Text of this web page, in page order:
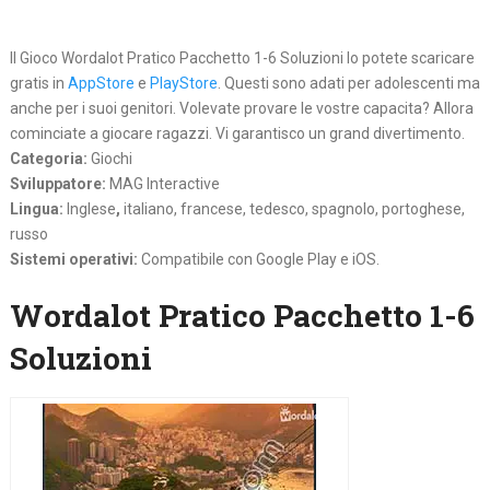
Il Gioco Wordalot Pratico Pacchetto 1-6 Soluzioni lo potete scaricare
gratis in AppStore e PlayStore. Questi sono adati per adolescenti ma
anche per i suoi genitori. Volevate provare le vostre capacita? Allora
cominciate a giocare ragazzi. Vi garantisco un grand divertimento.
Categoria: Giochi
Sviluppatore: MAG Interactive
Lingua: Inglese, italiano, francese, tedesco, spagnolo, portoghese,
russo
Sistemi operativi: Compatibile con Google Play e iOS.
Wordalot Pratico Pacchetto 1-6
Soluzioni